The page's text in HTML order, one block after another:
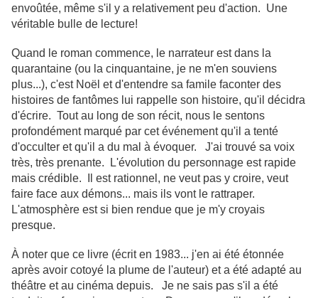
envoûtée, même s'il y a relativement peu d'action. Une
véritable bulle de lecture!
Quand le roman commence, le narrateur est dans la
quarantaine (ou la cinquantaine, je ne m'en souviens
plus...), c'est Noël et d'entendre sa famile faconter des
histoires de fantômes lui rappelle son histoire, qu'il décidra
d'écrire. Tout au long de son récit, nous le sentons
profondément marqué par cet événement qu'il a tenté
d'occulter et qu'il a du mal à évoquer. J'ai trouvé sa voix
très, très prenante. L'évolution du personnage est rapide
mais crédible. Il est rationnel, ne veut pas y croire, veut
faire face aux démons... mais ils vont le rattraper.
L'atmosphère est si bien rendue que je m'y croyais
presque.
À noter que ce livre (écrit en 1983... j'en ai été étonnée
après avoir cotoyé la plume de l'auteur) et a été adapté au
théâtre et au cinéma depuis. Je ne sais pas s'il a été